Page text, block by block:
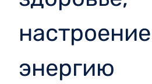
энергию